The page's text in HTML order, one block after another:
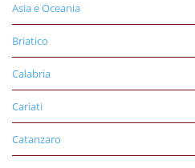
Asia e Oceania
Briatico
Calabria
Cariati
Catanzaro